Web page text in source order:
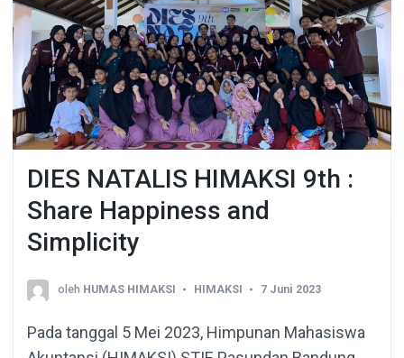
DIES NATALIS HIMAKSI 9th :
Share Happiness and
Simplicity
oleh HUMAS HIMAKSI HIMAKSI 7 Juni 2023
Pada tanggal 5 Mei 2023, Himpunan Mahasiswa